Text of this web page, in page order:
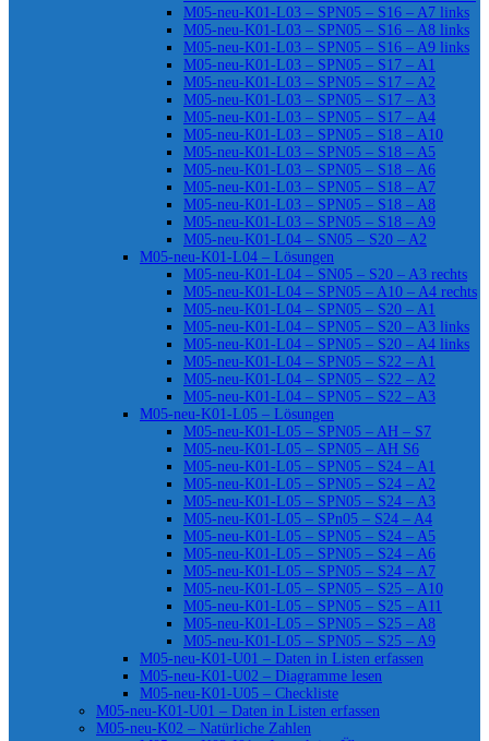
M05-neu-K01-L03 – SPN05 – S16 – A7 links
M05-neu-K01-L03 – SPN05 – S16 – A8 links
M05-neu-K01-L03 – SPN05 – S16 – A9 links
M05-neu-K01-L03 – SPN05 – S17 – A1
M05-neu-K01-L03 – SPN05 – S17 – A2
M05-neu-K01-L03 – SPN05 – S17 – A3
M05-neu-K01-L03 – SPN05 – S17 – A4
M05-neu-K01-L03 – SPN05 – S18 – A10
M05-neu-K01-L03 – SPN05 – S18 – A5
M05-neu-K01-L03 – SPN05 – S18 – A6
M05-neu-K01-L03 – SPN05 – S18 – A7
M05-neu-K01-L03 – SPN05 – S18 – A8
M05-neu-K01-L03 – SPN05 – S18 – A9
M05-neu-K01-L04 – SN05 – S20 – A2
M05-neu-K01-L04 – Lösungen
M05-neu-K01-L04 – SN05 – S20 – A3 rechts
M05-neu-K01-L04 – SPN05 – A10 – A4 rechts
M05-neu-K01-L04 – SPN05 – S20 – A1
M05-neu-K01-L04 – SPN05 – S20 – A3 links
M05-neu-K01-L04 – SPN05 – S20 – A4 links
M05-neu-K01-L04 – SPN05 – S22 – A1
M05-neu-K01-L04 – SPN05 – S22 – A2
M05-neu-K01-L04 – SPN05 – S22 – A3
M05-neu-K01-L05 – Lösungen
M05-neu-K01-L05 – SPN05 – AH – S7
M05-neu-K01-L05 – SPN05 – AH S6
M05-neu-K01-L05 – SPN05 – S24 – A1
M05-neu-K01-L05 – SPN05 – S24 – A2
M05-neu-K01-L05 – SPN05 – S24 – A3
M05-neu-K01-L05 – SPn05 – S24 – A4
M05-neu-K01-L05 – SPN05 – S24 – A5
M05-neu-K01-L05 – SPN05 – S24 – A6
M05-neu-K01-L05 – SPN05 – S24 – A7
M05-neu-K01-L05 – SPN05 – S25 – A10
M05-neu-K01-L05 – SPN05 – S25 – A11
M05-neu-K01-L05 – SPN05 – S25 – A8
M05-neu-K01-L05 – SPN05 – S25 – A9
M05-neu-K01-U01 – Daten in Listen erfassen
M05-neu-K01-U02 – Diagramme lesen
M05-neu-K01-U05 – Checkliste
M05-neu-K01-U01 – Daten in Listen erfassen
M05-neu-K02 – Natürliche Zahlen